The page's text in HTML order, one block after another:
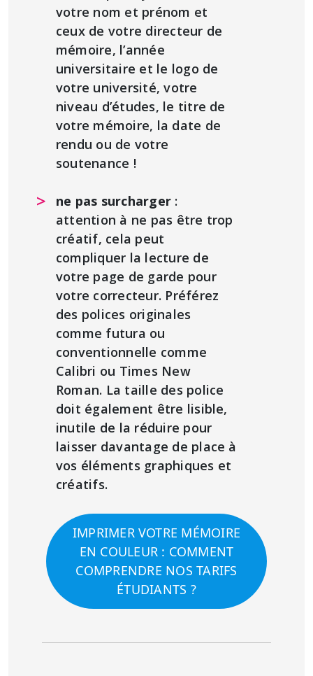
votre nom et prénom et
ceux de votre directeur de
mémoire, l’année
universitaire et le logo de
votre université, votre
niveau d’études, le titre de
votre mémoire, la date de
rendu ou de votre
soutenance !
ne pas surcharger :
attention à ne pas être trop
créatif, cela peut
compliquer la lecture de
votre page de garde pour
votre correcteur. Préférez
des polices originales
comme futura ou
conventionnelle comme
Calibri ou Times New
Roman. La taille des police
doit également être lisible,
inutile de la réduire pour
laisser davantage de place à
vos éléments graphiques et
créatifs.
IMPRIMER VOTRE MÉMOIRE
EN COULEUR : COMMENT
COMPRENDRE NOS TARIFS
ÉTUDIANTS ?